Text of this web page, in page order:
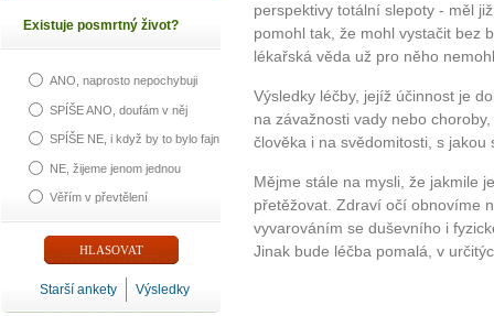
Existuje posmrtný život?
ANO, naprosto nepochybuji
SPÍŠE ANO, doufám v něj
SPÍŠE NE, i když by to bylo fajn
NE, žijeme jenom jednou
Věřím v převtělení
Starší ankety Výsledky
perspektivy totální slepoty - měl
pomohl tak, že mohl vystačit bez
lékařská věda už pro něho
Výsledky léčby, jejíž účinnost je
na závažnosti vady nebo
člověka i na svědomitosti, s jakou
Mějme stále na mysli, že jakmile
přetěžovat. Zdraví očí obnovíme
vyvarováním se duševního i
Jinak bude léčba pomalá, v